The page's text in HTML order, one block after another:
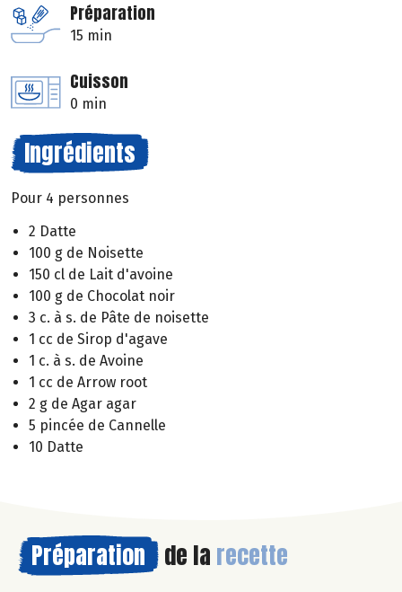
Préparation
15 min
Cuisson
0 min
Ingrédients
Pour 4 personnes
2 Datte
100 g de Noisette
150 cl de Lait d'avoine
100 g de Chocolat noir
3 c. à s. de Pâte de noisette
1 cc de Sirop d'agave
1 c. à s. de Avoine
1 cc de Arrow root
2 g de Agar agar
5 pincée de Cannelle
10 Datte
Préparation de la recette